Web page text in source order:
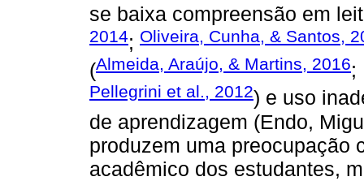
se baixa compreensão em
2014; Oliveira, Cunha, & Santos,
(Almeida, Araújo, & Martins, 2016;
Pellegrini et al., 2012) e uso
de aprendizagem (Endo,
produzem uma preocupação
acadêmico dos estudantes,